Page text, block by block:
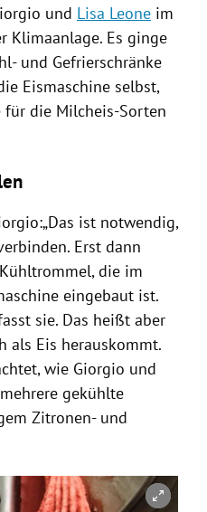
und Lisa Leone im
Klimaanlage. Es ginge
und Gefrierschränke
Eismaschine selbst,
für die Milcheis-Sorten
ist notwendig,
Erst dann
die im
eingebaut ist.
sie. Das heißt aber
als Eis herauskommt.
wie Giorgio und
gekühlte
Zitronen- und
schließen